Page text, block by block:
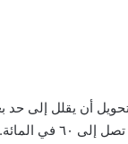
أن يقلل إلى حد
المائة.